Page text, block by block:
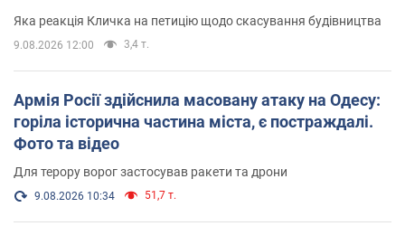
вірянина"
Яка реакція Кличка на петицію щодо скасування будівництва
9.08.2026 12:00 3,4 т.
Армія Росії здійснила масовану атаку на Одесу:
горіла історична частина міста, є постраждалі.
Фото та відео
Для терору ворог застосував ракети та дрони
9.08.2026 10:34 51,7 т.